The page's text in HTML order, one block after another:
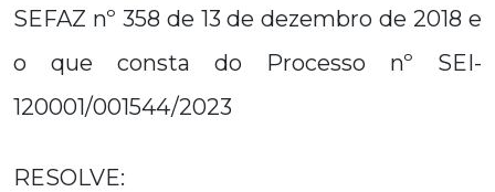
SEFAZ nº 358 de 13 de dezembro de 2018 e
o que consta do Processo nº SEI-
120001/001544/2023
RESOLVE: